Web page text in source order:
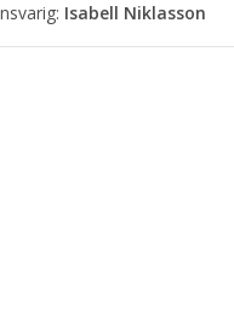
Isabell Niklasson